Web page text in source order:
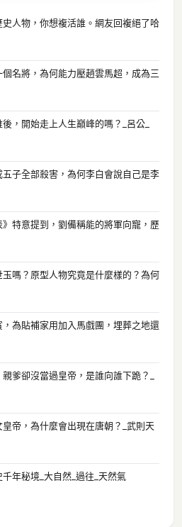
人物，你想複活誰。網友回複絕了哈
名將，為何能力壓趙雲馬超，成為三
，開始走上人生巔峰的嗎？_呂公_
子全部殺害，為何李白會說自己是李
特意提到，劉備稱能的將軍向寵，歷
玉嗎？原型人物究竟是什麼樣的？為何
，為貼補家用加入馬戲團，埋葬之地還
爹卻沒當過皇帝，是誰向誰下跪？_
帝，為什麼會出現在唐朝？_武則天
年秘境_大自然_過往_天然氣